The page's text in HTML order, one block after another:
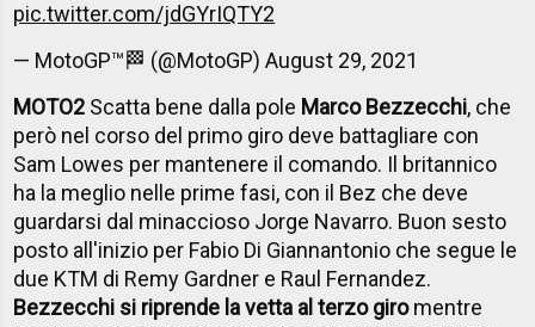
pic.twitter.com/jdGYrIQTY2
— MotoGP™🏁 (@MotoGP)August 29, 2021
MOTO2 Scatta bene dalla pole Marco Bezzecchi, che
però nel corso del primo giro deve battagliare con
Sam Lowes per mantenere il comando. Il britannico
ha la meglio nelle prime fasi, con il Bez che deve
guardarsi dal minaccioso Jorge Navarro. Buon sesto
posto all'inizio per Fabio Di Giannantonio che segue le
due KTM di Remy Gardner e Raul Fernandez.
Bezzecchi si riprende la vetta al terzo giromentre